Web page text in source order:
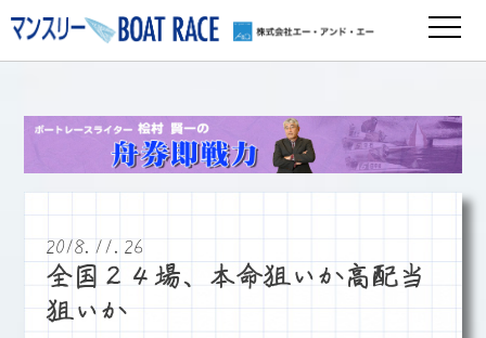
2018.11.26
全国２４場、本命狙いか高配当
狙いか